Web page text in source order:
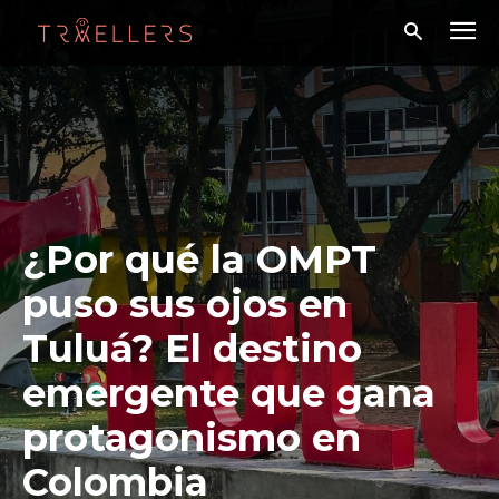
¿Por qué la OMPT
puso sus ojos en
Tuluá? El destino
emergente que gana
protagonismo en
Colombia